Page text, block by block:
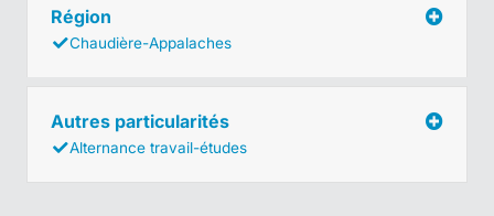
Région
Chaudière-Appalaches
Autres particularités
Alternance travail-études